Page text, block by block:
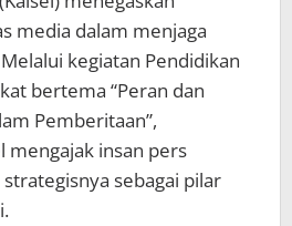
media dalam menjaga
kegiatan Pendidikan
bertema “Peran dan
Pemberitaan”,
mengajak insan pers
sebagai pilar